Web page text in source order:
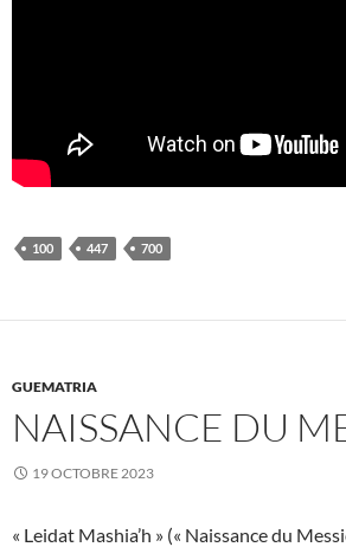
100 447 700
GUEMATRIA
NAISSANCE DU
19 OCTOBRE 2023
« Leidat Mashia’h » (« Naissance du